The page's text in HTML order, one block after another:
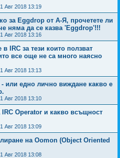
Авг 2018 13:19
за Eggdrop от А-Я, прочетете ли
няма да се казва 'Eggdrop'!!!
Авг 2018 13:16
IRC за тези които ползват
все още не са много наясно
Авг 2018 13:13
- или едно лично виждане какво е
Авг 2018 13:10
IRC Operator и какво всъщност
Авг 2018 13:09
на Oomon (Object Oriented
Авг 2018 13:08